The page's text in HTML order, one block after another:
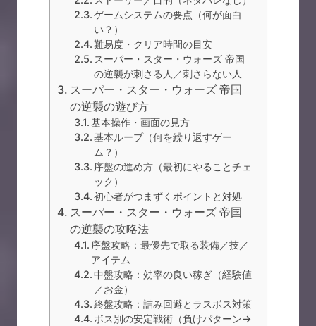
ゲームシステムの要点（何が面白
い？）
難易度・クリア時間の目安
スーパー・スター・ウォーズ 帝国
の逆襲が刺さる人／刺さらない人
スーパー・スター・ウォーズ 帝国
の逆襲の遊び方
基本操作・画面の見方
基本ループ（何を繰り返すゲー
ム？）
序盤の進め方（最初にやることチェ
ック）
初心者がつまずくポイントと対処
スーパー・スター・ウォーズ 帝国
の逆襲の攻略法
序盤攻略：最優先で取る装備／技／
アイテム
中盤攻略：効率の良い稼ぎ（経験値
／お金）
終盤攻略：詰み回避とラスボス対策
ボス別の安定戦術（負けパターン→